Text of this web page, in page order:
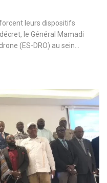
leurs dispositifs
le Général Mamadi
(ES-DRO) au sein…